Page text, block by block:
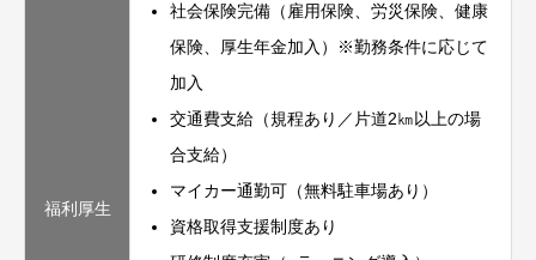
福利厚生
社会保険完備（雇用保険、労災保険、健康
保険、厚生年金加入）
※勤務条件に応じて
加入
交通費支給（規程あり／片道2㎞以上の場
合支給）
マイカー通勤可（無料駐車場あり）
資格取得支援制度あり